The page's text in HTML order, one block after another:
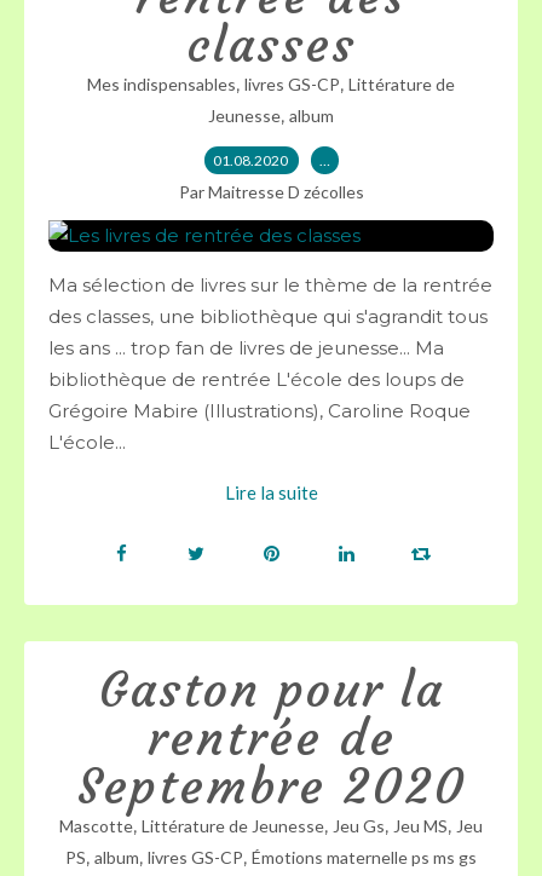
classes
Mes indispensables, livres GS-CP, Littérature de
Jeunesse, album
01.08.2020 …
Par Maitresse D zécolles
Ma sélection de livres sur le thème de la rentrée
des classes, une bibliothèque qui s'agrandit tous
les ans ... trop fan de livres de jeunesse... Ma
bibliothèque de rentrée L'école des loups de
Grégoire Mabire (Illustrations), Caroline Roque
L'école...
Lire la suite
Gaston pour la
rentrée de
Septembre 2020
Mascotte, Littérature de Jeunesse, Jeu Gs, Jeu MS, Jeu
PS, album, livres GS-CP, Émotions maternelle ps ms gs